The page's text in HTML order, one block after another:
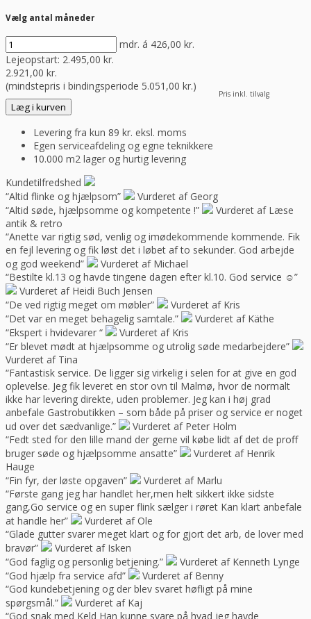
Vælg antal måneder
mdr. á 426,00 kr.
Lejeopstart: 2.495,00 kr.
2.921,00 kr.
(mindstepris i bindingsperiode 5.051,00 kr.)
Pris inkl. tilvalg
Læg i kurven
Levering fra kun 89 kr. eksl. moms
Egen serviceafdeling og egne teknikkere
10.000 m2 lager og hurtig levering
Kundetilfredshed
“Altid flinke og hjælpsom”
Vurderet af Georg
“Altid søde, hjælpsomme og kompetente !”
Vurderet af Læse
antik & retro
“Anette var rigtig sød, venlig og imødekommende kommende. Fik
en fejl levering og fik løst det i løbet af to sekunder. God arbejde
og god weekend”
Vurderet af Michael
“Bestilte kl.13 og havde tingene dagen efter kl.10. God service ☺”
Vurderet af Heidi Buch Jensen
“De ved rigtig meget om møbler”
Vurderet af Kris
“Det var en meget behagelig samtale.”
Vurderet af Käthe
“Ekspert i hvidevarer “
Vurderet af Kris
“Er blevet mødt at hjælpsomme og utrolig søde medarbejdere”
Vurderet af Tina
“Fantastisk service. De ligger sig virkelig i selen for at give en god
oplevelse. Jeg fik leveret en stor ovn til Malmø, hvor de normalt
ikke har levering direkte, uden problemer. Jeg kan i høj grad
anbefale Gastrobutikken – som både på priser og service er noget
ud over det sædvanlige.”
Vurderet af Peter Holm
“Fedt sted for den lille mand der gerne vil købe lidt af det de proff
bruger søde og hjælpsomme ansatte”
Vurderet af Henrik
Hauge
“Fin fyr, der løste opgaven”
Vurderet af Marlu
“Første gang jeg har handlet her,men helt sikkert ikke sidste
gang,Go service og en super flink sælger i røret Kan klart anbefale
at handle her”
Vurderet af Ole
“Glade gutter svarer meget klart og for gjort det arb, de lover med
bravør”
Vurderet af Isken
“God faglig og personlig betjening.”
Vurderet af Kenneth Lynge
“God hjælp fra service afd”
Vurderet af Benny
“God kundebetjening og der blev svaret høfligt på mine
spørgsmål.”
Vurderet af Kaj
“God snak med Keld Han kunne svare på hvad jeg havde